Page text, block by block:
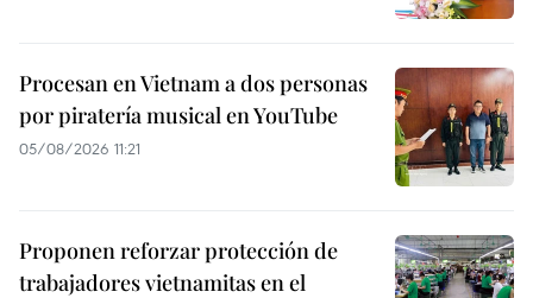
Procesan en Vietnam a dos personas
por piratería musical en YouTube
05/08/2026 11:21
Proponen reforzar protección de
trabajadores vietnamitas en el